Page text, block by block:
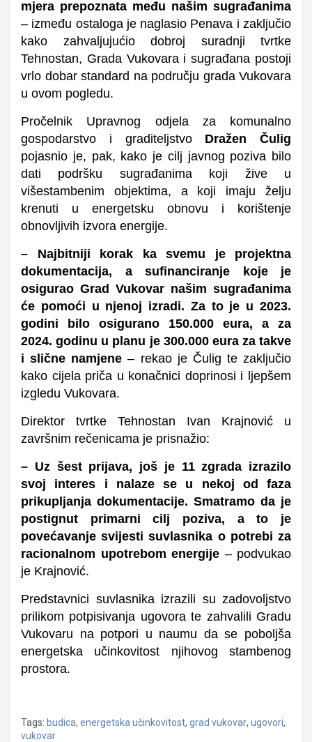
mjera prepoznata među našim sugrađanima
– između ostaloga je naglasio Penava i zaključio
kako zahvaljujućio dobroj suradnji tvrtke
Tehnostan, Grada Vukovara i sugrađana postoji
vrlo dobar standard na području grada Vukovara
u ovom pogledu.
Pročelnik Upravnog odjela za komunalno
gospodarstvo i graditeljstvo Dražen Čulig
pojasnio je, pak, kako je cilj javnog poziva bilo
dati podršku sugrađanima koji žive u
višestambenim objektima, a koji imaju želju
krenuti u energetsku obnovu i korištenje
obnovljivih izvora energije.
– Najbitniji korak ka svemu je projektna
dokumentacija, a sufinanciranje koje je
osigurao Grad Vukovar našim sugrađanima
će pomoći u njenoj izradi. Za to je u 2023.
godini bilo osigurano 150.000 eura, a za
2024. godinu u planu je 300.000 eura za takve
i slične namjene – rekao je Čulig te zaključio
kako cijela priča u konačnici doprinosi i ljepšem
izgledu Vukovara.
Direktor tvrtke Tehnostan Ivan Krajnović u
završnim rečenicama je prisnažio:
– Uz šestprijava, još je 11 zgrada izrazilo
svoj interes i nalaze se u nekoj od faza
prikupljanja dokumentacije. Smatramo da je
postignut primarni cilj poziva, a to je
povećavanje svijesti suvlasnika o potrebi za
racionalnom upotrebom energije – podvukao
je Krajnović.
Predstavnici suvlasnika izrazili su zadovoljstvo
prilikom potpisivanja ugovora te zahvalili Gradu
Vukovaru na potpori u naumu da se poboljša
energetska učinkovitost njihovog stambenog
prostora.
Tags: budica, energetska učinkovitost, grad vukovar, ugovori,
vukovar